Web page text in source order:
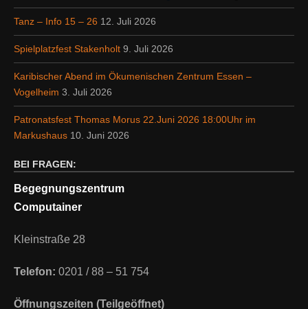
Tanz – Info 15 – 26 12. Juli 2026
Spielplatzfest Stakenholt 9. Juli 2026
Karibischer Abend im Ökumenischen Zentrum Essen –
Vogelheim 3. Juli 2026
Patronatsfest Thomas Morus 22.Juni 2026 18:00Uhr im
Markushaus 10. Juni 2026
BEI FRAGEN:
Begegnungszentrum
Computainer
Kleinstraße 28
Telefon: 0201 / 88 – 51 754
Öffnungszeiten (Teilgeöffnet)